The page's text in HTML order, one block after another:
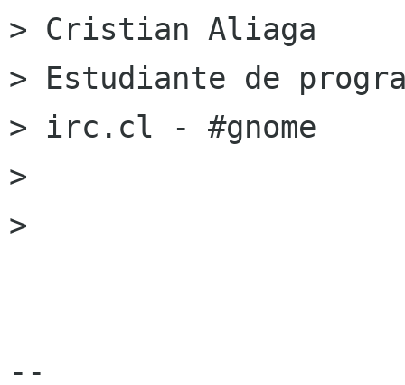
> Cristian Aliaga
> Estudiante de
> irc.cl - #gnome
>
>
--